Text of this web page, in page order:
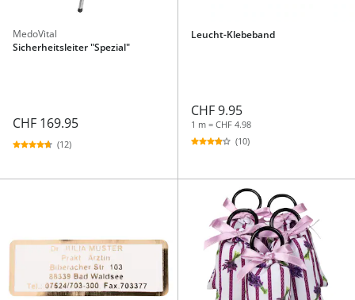
MedoVital
Sicherheitsleiter "Spezial"
CHF 169.95
(12)
Leucht-Klebeband
CHF 9.95
1 m = CHF 4.98
(10)